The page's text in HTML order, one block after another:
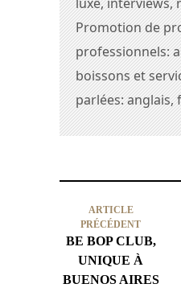
Promotion de
professionnels:
boissons et
parlées: anglais,
ARTICLE
PRÉCÉDENT
BE BOP CLUB,
UNIQUE À
BUENOS AIRES